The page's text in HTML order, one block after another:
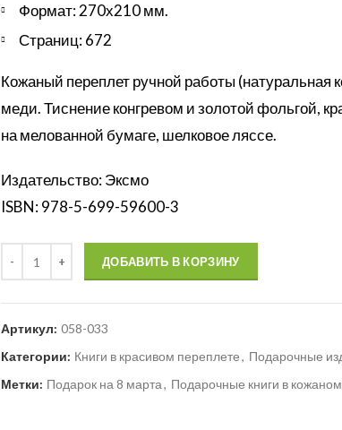
Формат: 270х210 мм.
Страниц: 672
Кожаный переплет ручной работы
меди. Тиснение конгревом и золотой фольгой,
на мелованной бумаге, шелковое ляссе.
Издательство: Эксмо
ISBN: 978-5-699-59600-3
ДОБАВИТЬ В КОРЗИНУ
Артикул: 058-033
Категории: Книги в красивом переплете, Подарочные
Метки: Подарок на 8 марта, Подарочные книги в